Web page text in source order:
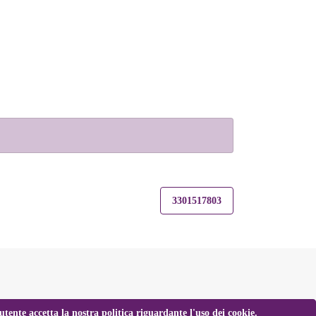
3301517803
accetta la nostra politica riguardante l'uso dei cookie.